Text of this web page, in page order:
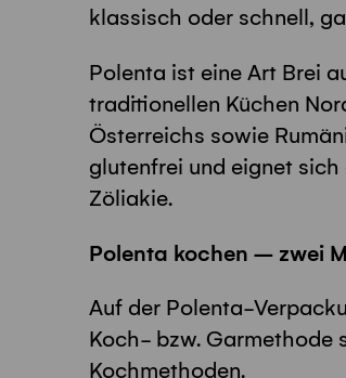
klassisch oder schnell,
Polenta ist eine Art Brei
traditionellen Küchen
Österreichs sowie
glutenfrei und eignet
Zöliakie.
Polenta kochen – zwei
Auf der Polenta-
Koch- bzw. Garmethode
Kochmethoden.